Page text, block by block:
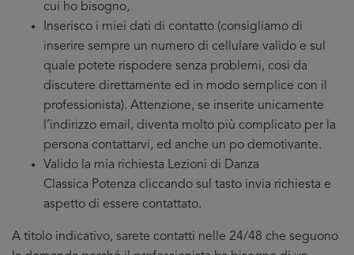
cui ho bisogno,
Inserisco i miei dati di contatto (consigliamo di
inserire sempre un numero di cellulare valido e sul
quale potete rispodere senza problemi, cosi da
discutere direttamente ed in modo semplice con il
professionista). Attenzione, se inserite unicamente
l’indirizzo email, diventa molto più complicato per la
persona contattarvi, ed anche un po demotivante.
Valido la mia richiesta Lezioni di Danza
Classica Potenza cliccando sul tasto invia richiesta e
aspetto di essere contattato.
A titolo indicativo, sarete contatti nelle 24/48 che seguono